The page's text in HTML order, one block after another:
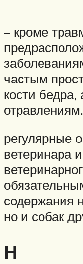
– кроме
частым
кости бедра,
отравлениям.
регулярные
ветеринара
содержания
но и собак
Н